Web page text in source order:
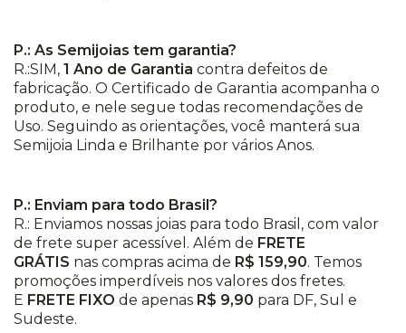
P.: As Semijoias tem garantia?
R.:SIM, 1 Ano de Garantia contra defeitos de
fabricação. O Certificado de Garantia acompanha o
produto, e nele segue todas recomendações de
Uso. Seguindo as orientações, você manterá sua
Semijoia Linda e Brilhante por vários Anos.
P.: Enviam para todo Brasil?
R.: Enviamos nossas joias para todo Brasil, com valor
de frete super acessível. Além de FRETE
GRÁTIS nas compras acima de R$ 159,90. Temos
promoções imperdíveis nos valores dos fretes.
E FRETE FIXO de apenas R$ 9,90 para DF, Sul e
Sudeste.